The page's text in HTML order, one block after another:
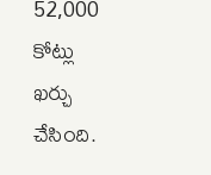
కోట్లు
ఖర్చు
చేసింది.